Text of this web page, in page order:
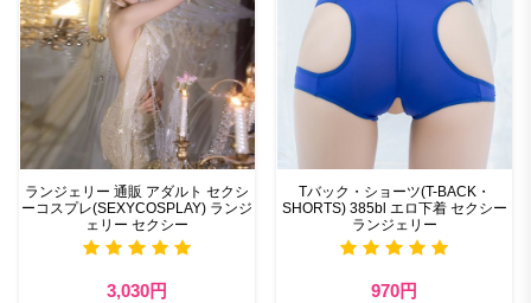
ランジェリー 通販 アダルト セクシ
ーコスプレ(SEXYCOSPLAY) ランジ
ェリー セクシー
3,030円
Tバック・ショーツ(T-BACK・
SHORTS) 385bl エロ下着 セクシー
ランジェリー
970円